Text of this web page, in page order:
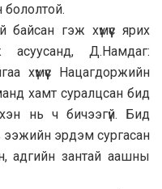
бололтой.
гэж хүмүүс ярих
Д.Намдаг:
хүмүүс Нацагдоржийн
хамт суралцсан бид
нь ч бичээгүй. Бид
ээжийн эрдэм сургасан
адгийн зантай аашны